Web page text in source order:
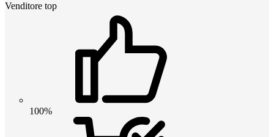
Venditore top
100%